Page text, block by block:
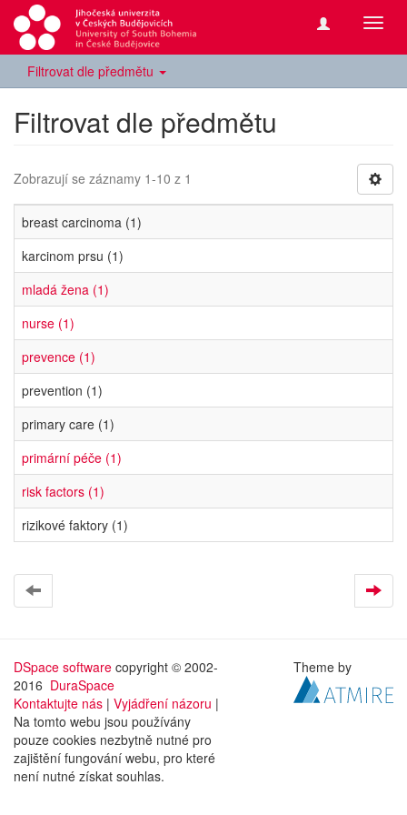
Filtrovat dle předmětu
Filtrovat dle předmětu
Zobrazují se záznamy 1-10 z 1
breast carcinoma (1)
karcinom prsu (1)
mladá žena (1)
nurse (1)
prevence (1)
prevention (1)
primary care (1)
primární péče (1)
risk factors (1)
rizikové faktory (1)
DSpace software copyright © 2002-
2016 DuraSpace
Kontaktujte nás | Vyjádření názoru |
Na tomto webu jsou používány
pouze cookies nezbytně nutné pro
zajištění fungování webu, pro které
není nutné získat souhlas.
Theme by